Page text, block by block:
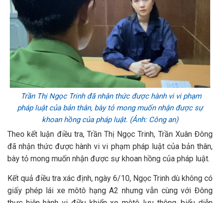
Trần Thị Ngọc Trinh đã nhận thức được hành vi vi phạm
pháp luật của bản thân, bày tỏ mong muốn nhận được sự
khoan hồng của pháp luật. (Ảnh: Công an)
Theo kết luận điều tra, Trần Thị Ngọc Trinh, Trần Xuân Đông
đã nhận thức được hành vi vi phạm pháp luật của bản thân,
bày tỏ mong muốn nhận được sự khoan hồng của pháp luật.
Kết quả điều tra xác định, ngày 6/10, Ngọc Trinh dù không có
giấy phép lái xe môtô hạng A2 nhưng vẫn cùng với Đông